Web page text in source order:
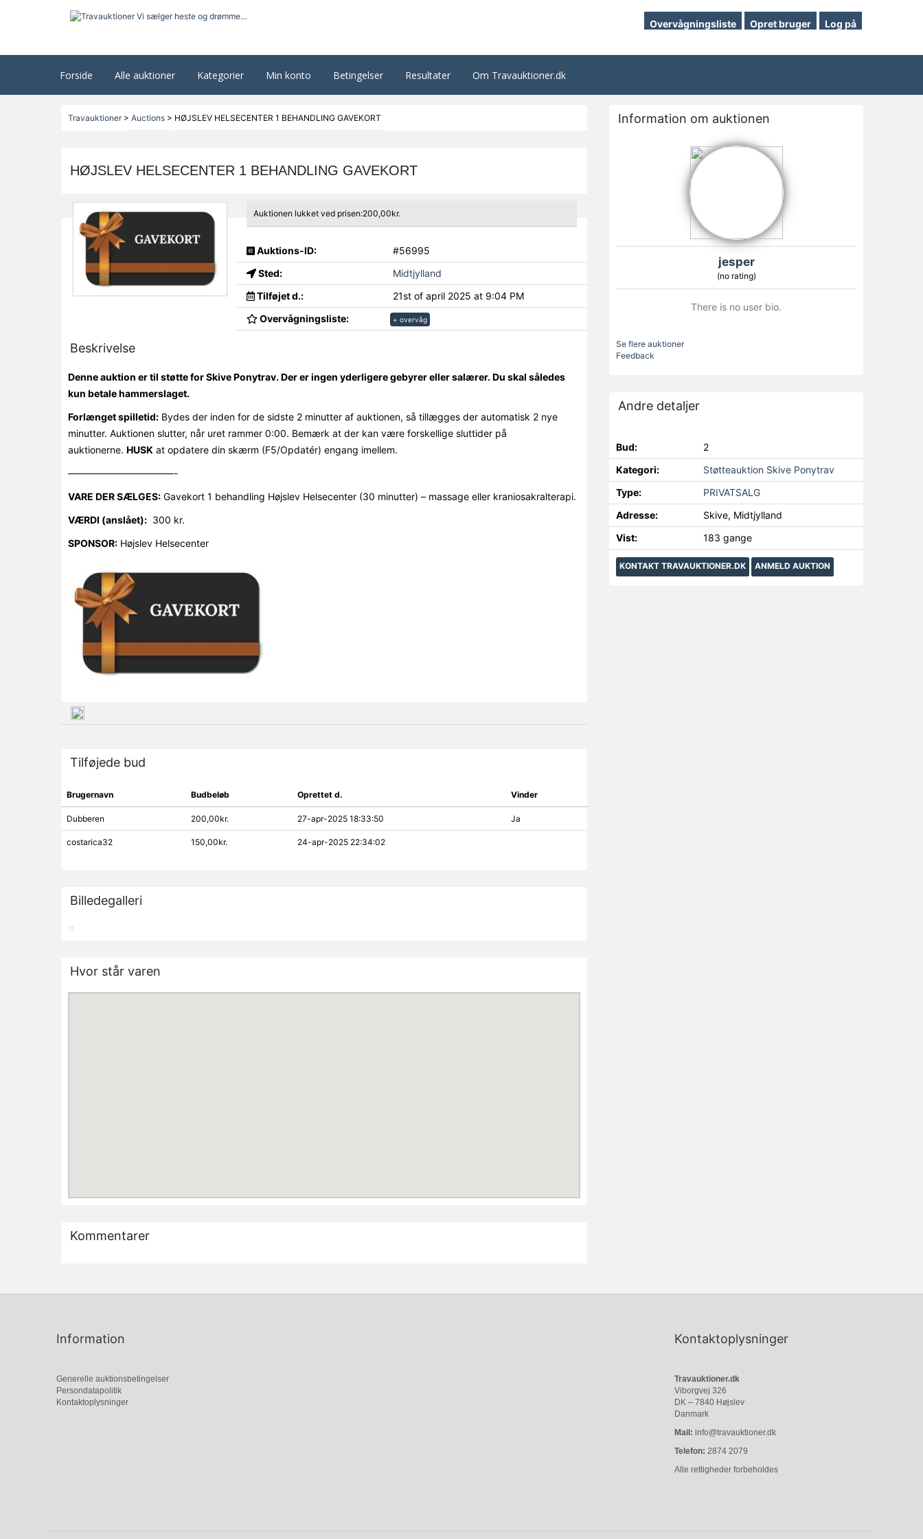
Overvågningsliste Opret bruger Log på
Forside Alle auktioner Kategorier Min konto Betingelser Resultater Om Travauktioner.dk
Travauktioner> Auctions> HØJSLEV HELSECENTER 1 BEHANDLING GAVEKORT
HØJSLEV HELSECENTER 1 BEHANDLING GAVEKORT
Auktionen lukket ved prisen:200,00kr.
Auktions-ID:
#56995
Sted:
Midtjylland
Tilføjet d.:
21st of april 2025 at 9:04 PM
Overvågningsliste:
+ overvåg
Beskrivelse
Denne auktion er til støtte for Skive Ponytrav. Der er ingen yderligere gebyrer eller salærer. Du skal således
kun betale hammerslaget.
Forlænget spilletid:Bydes der inden for de sidste 2 minutter af auktionen, så tillægges der automatisk 2 nye
minutter. Auktionen slutter, når uret rammer 0:00. Bemærk at der kan være forskellige sluttider på
auktionerne. HUSK at opdatere din skærm (F5/Opdatér) engang imellem.
———————————-
VARE DER SÆLGES:Gavekort 1 behandling Højslev Helsecenter (30 minutter) – massage eller kraniosakralterapi.
VÆRDI (anslået):300 kr.
SPONSOR:Højslev Helsecenter
Tilføjede bud
Brugernavn Budbeløb Oprettet d. Vinder
Dubberen 200,00kr. 27-apr-2025 18:33:50 Ja
costarica32 150,00kr. 24-apr-2025 22:34:02
Billedegalleri
Hvor står varen
Kommentarer
Information om auktionen
jesper
(no rating)
There is no user bio.
Se flere auktioner
Feedback
Andre detaljer
Bud:
2
Kategori:
Støtteauktion Skive Ponytrav
Type:
PRIVATSALG
Adresse:
Skive, Midtjylland
Vist:
183 gange
KONTAKT TRAVAUKTIONER.DK ANMELD AUKTION
Information
Generelle auktionsbetingelser
Persondatapolitik
Kontaktoplysninger
Kontaktoplysninger
Travauktioner.dk
Viborgvej 326
DK – 7840 Højslev
Danmark
Mail: info@travauktioner.dk
Telefon: 2874 2079
Alle rettigheder forbeholdes